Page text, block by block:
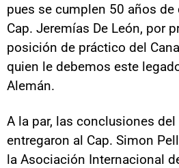
pues se cumplen 50 años de
Cap. Jeremías De León, por
posición de práctico del
quien le debemos este
Alemán.
A la par, las conclusiones
entregaron al Cap. Simon
la Asociación Internacional